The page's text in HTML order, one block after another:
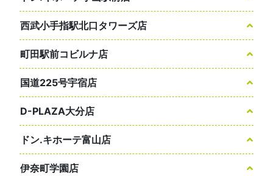
西武小手指駅北口タワーズ店
町田駅前コビルナ店
国道225号宇宿店
D-PLAZA大分店
ドン.キホーテ富山店
伊奈町学園店